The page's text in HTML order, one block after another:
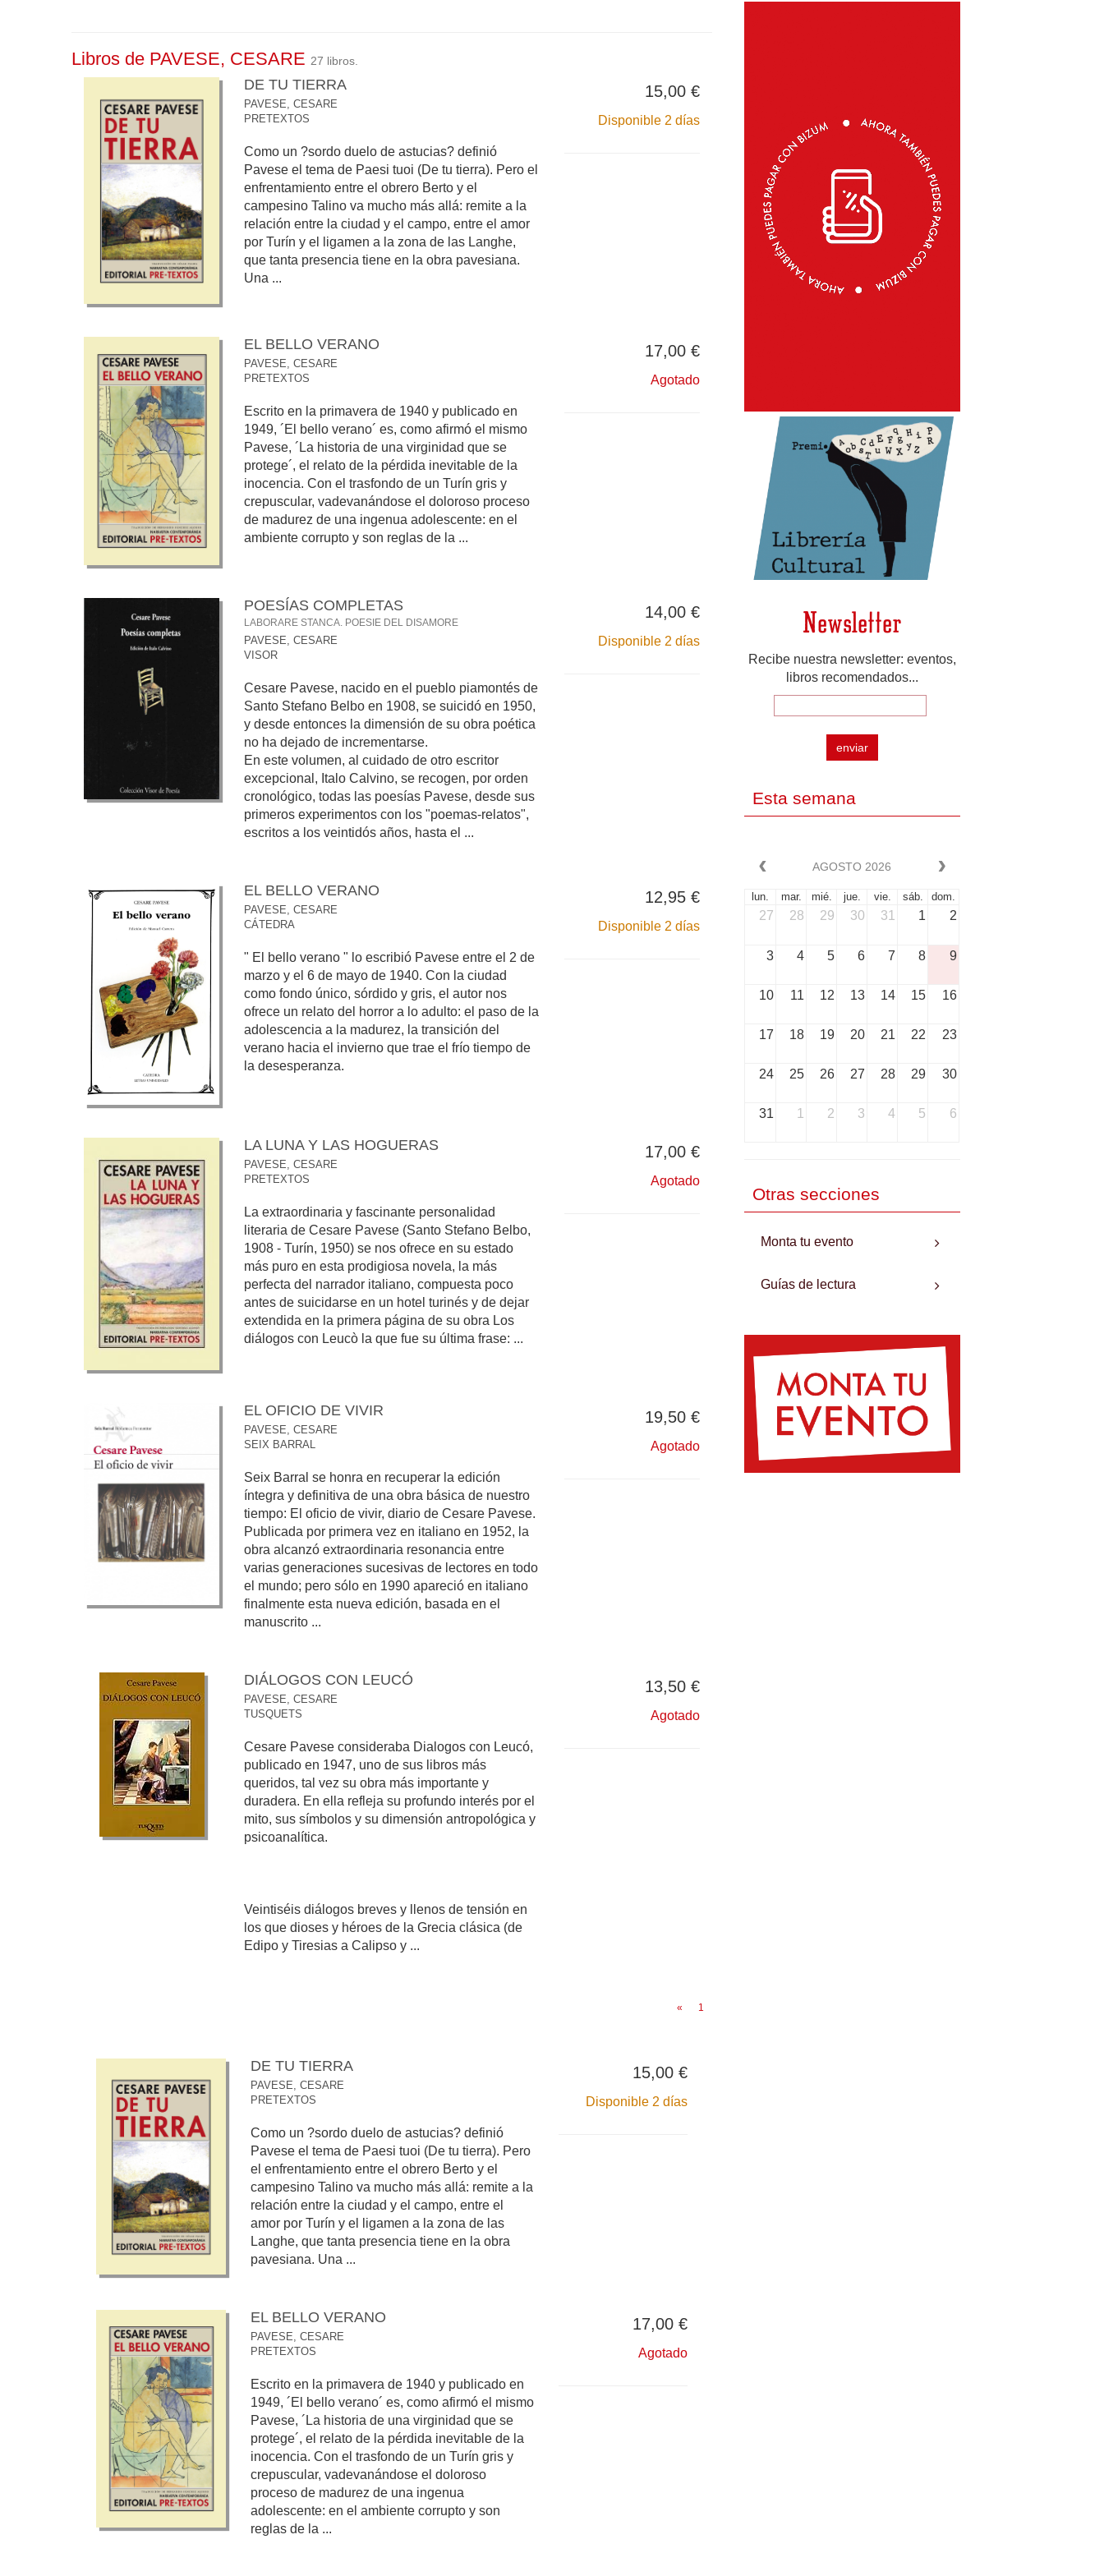
Libros de PAVESE, CESARE 27 libros.
DE TU TIERRA
PAVESE, CESARE
PRETEXTOS
Como un ?sordo duelo de astucias? definió
Pavese el tema de Paesi tuoi (De tu tierra). Pero el
enfrentamiento entre el obrero Berto y el
campesino Talino va mucho más allá: remite a la
relación entre la ciudad y el campo, entre el amor
por Turín y el ligamen a la zona de las Langhe,
que tanta presencia tiene en la obra pavesiana.
Una ...
15,00 €
Disponible 2 días
EL BELLO VERANO
PAVESE, CESARE
PRETEXTOS
Escrito en la primavera de 1940 y publicado en
1949, ´El bello verano´ es, como afirmó el mismo
Pavese, ´La historia de una virginidad que se
protege´, el relato de la pérdida inevitable de la
inocencia. Con el trasfondo de un Turín gris y
crepuscular, vadevanándose el doloroso proceso
de madurez de una ingenua adolescente: en el
ambiente corrupto y son reglas de la ...
17,00 €
Agotado
POESÍAS COMPLETAS
LABORARE STANCA. POESIE DEL DISAMORE
PAVESE, CESARE
VISOR
Cesare Pavese, nacido en el pueblo piamontés de
Santo Stefano Belbo en 1908, se suicidó en 1950,
y desde entonces la dimensión de su obra poética
no ha dejado de incrementarse.
En este volumen, al cuidado de otro escritor
excepcional, Italo Calvino, se recogen, por orden
cronológico, todas las poesías Pavese, desde sus
primeros experimentos con los "poemas-relatos",
escritos a los veintidós años, hasta el ...
14,00 €
Disponible 2 días
EL BELLO VERANO
PAVESE, CESARE
CÁTEDRA
" El bello verano " lo escribió Pavese entre el 2 de
marzo y el 6 de mayo de 1940. Con la ciudad
como fondo único, sórdido y gris, el autor nos
ofrece un relato del horror a lo adulto: el paso de la
adolescencia a la madurez, la transición del
verano hacia el invierno que trae el frío tiempo de
la desesperanza.
12,95 €
Disponible 2 días
LA LUNA Y LAS HOGUERAS
PAVESE, CESARE
PRETEXTOS
La extraordinaria y fascinante personalidad
literaria de Cesare Pavese (Santo Stefano Belbo,
1908 - Turín, 1950) se nos ofrece en su estado
más puro en esta prodigiosa novela, la más
perfecta del narrador italiano, compuesta poco
antes de suicidarse en un hotel turinés y de dejar
extendida en la primera página de su obra Los
diálogos con Leucò la que fue su última frase: ...
17,00 €
Agotado
EL OFICIO DE VIVIR
PAVESE, CESARE
SEIX BARRAL
Seix Barral se honra en recuperar la edición
íntegra y definitiva de una obra básica de nuestro
tiempo: El oficio de vivir, diario de Cesare Pavese.
Publicada por primera vez en italiano en 1952, la
obra alcanzó extraordinaria resonancia entre
varias generaciones sucesivas de lectores en todo
el mundo; pero sólo en 1990 apareció en italiano
finalmente esta nueva edición, basada en el
manuscrito ...
19,50 €
Agotado
DIÁLOGOS CON LEUCÓ
PAVESE, CESARE
TUSQUETS
Cesare Pavese consideraba Dialogos con Leucó,
publicado en 1947, uno de sus libros más
queridos, tal vez su obra más importante y
duradera. En ella refleja su profundo interés por el
mito, sus símbolos y su dimensión antropológica y
psicoanalítica.
Veintiséis diálogos breves y llenos de tensión en
los que dioses y héroes de la Grecia clásica (de
Edipo y Tiresias a Calipso y ...
13,50 €
Agotado
« 1
DE TU TIERRA
PAVESE, CESARE
PRETEXTOS
Como un ?sordo duelo de astucias? definió
Pavese el tema de Paesi tuoi (De tu tierra). Pero
el enfrentamiento entre el obrero Berto y el
campesino Talino va mucho más allá: remite a la
relación entre la ciudad y el campo, entre el
amor por Turín y el ligamen a la zona de las
Langhe, que tanta presencia tiene en la obra
pavesiana. Una ...
15,00 €
Disponible 2 días
EL BELLO VERANO
PAVESE, CESARE
PRETEXTOS
Escrito en la primavera de 1940 y publicado en
1949, ´El bello verano´ es, como afirmó el mismo
Pavese, ´La historia de una virginidad que se
protege´, el relato de la pérdida inevitable de la
inocencia. Con el trasfondo de un Turín gris y
crepuscular, vadevanándose el doloroso
proceso de madurez de una ingenua
adolescente: en el ambiente corrupto y son
reglas de la ...
17,00 €
Agotado
Newsletter
Recibe nuestra newsletter: eventos,
libros recomendados...
enviar
Esta semana
AGOSTO 2026
lun. mar. mié. jue. vie. sáb. dom.
27 28 29 30 31 1 2
3 4 5 6 7 8 9
10 11 12 13 14 15 16
17 18 19 20 21 22 23
24 25 26 27 28 29 30
31 1 2 3 4 5 6
Otras secciones
Monta tu evento
Guías de lectura